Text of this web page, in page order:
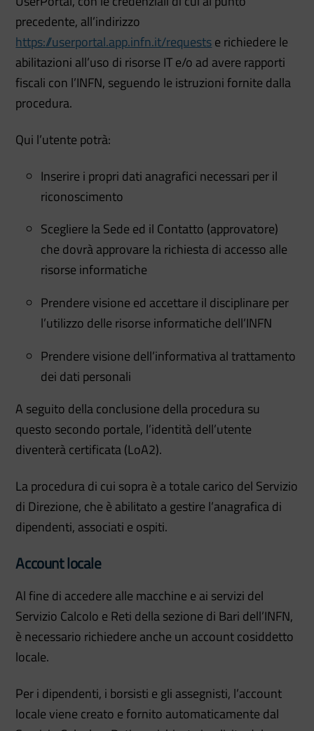
precedente, all’indirizzo
https://userportal.app.infn.it/requestse richiedere le
abilitazioni all’uso di risorse IT e/o ad avere rapporti
fiscali con l’INFN, seguendo le istruzioni fornite dalla
procedura.
Qui l’utente potrà:
Inserire i propri dati anagrafici necessari per il
riconoscimento
Scegliere la Sede ed il Contatto (approvatore)
che dovrà approvare la richiesta di accesso alle
risorse informatiche
Prendere visione ed accettare il disciplinare per
l’utilizzo delle risorse informatiche dell’INFN
Prendere visione dell’informativa al trattamento
dei dati personali
A seguito della conclusione della procedura su
questo secondo portale, l’identità dell’utente
diventerà certificata (LoA2).
La procedura di cui sopra è a totale carico del Servizio
di Direzione, che è abilitato a gestire l’anagrafica di
dipendenti, associati e ospiti.
Account locale
Al fine di accedere alle macchine e ai servizi del
Servizio Calcolo e Reti della sezione di Bari dell’INFN,
è necessario richiedere anche un account cosiddetto
locale.
Per i dipendenti, i borsisti e gli assegnisti, l’account
locale viene creato e fornito automaticamente dal